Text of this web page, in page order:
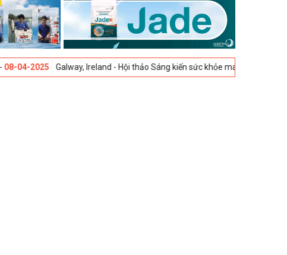
Galway, Ireland - Hội thảo Sáng kiến sức khỏe mang cá 2025 -